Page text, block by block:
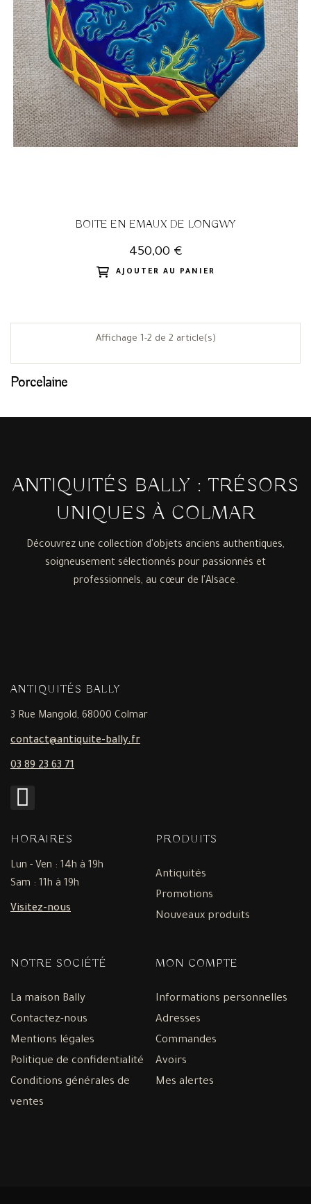
BOITE EN EMAUX DE LONGWY
450,00 €
AJOUTER AU PANIER
Affichage 1-2 de 2 article(s)
Porcelaine
ANTIQUITÉS BALLY : TRÉSORS
UNIQUES À COLMAR
Découvrez une collection d'objets anciens authentiques,
soigneusement sélectionnés pour passionnés et
professionnels, au cœur de l'Alsace.
ANTIQUITÉS BALLY
3 Rue Mangold, 68000 Colmar
contact@antiquite-bally.fr
03 89 23 63 71
HORAIRES
Lun - Ven : 14h à 19h
Sam : 11h à 19h
Visitez-nous
PRODUITS
Antiquités
Promotions
Nouveaux produits
NOTRE SOCIÉTÉ
La maison Bally
Contactez-nous
Mentions légales
Politique de confidentialité
Conditions générales de
ventes
MON COMPTE
Informations personnelles
Adresses
Commandes
Avoirs
Mes alertes